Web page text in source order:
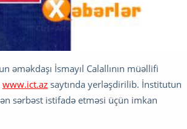
İsmayıl Calallının müəllifi
www.ict.az saytında yerləşdirilib. İnstitutun
sərbəst istifadə etməsi üçün imkan